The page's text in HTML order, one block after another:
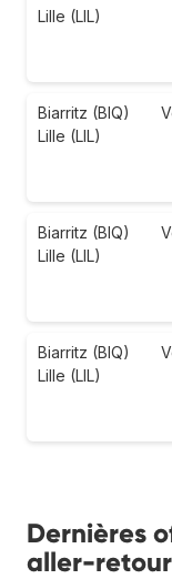
Lille (LIL)
Biarritz (BIQ)
Lille (LIL)
Biarritz (BIQ)
Lille (LIL)
Biarritz (BIQ)
Lille (LIL)
Dernières
aller-retour